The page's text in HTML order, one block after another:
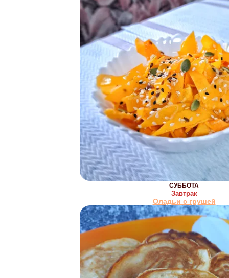
СУББОТА
Завтрак
Оладьи с грушей